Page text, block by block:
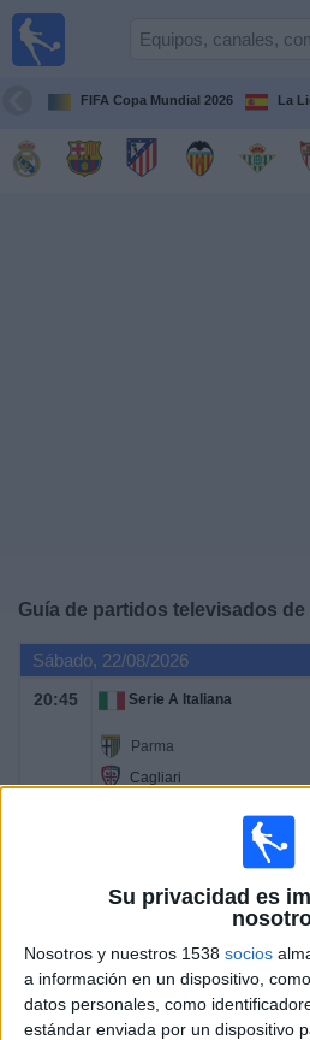
Su privacidad es
Nosotros y nuestros 1538 socios
a información en un dispositivo,
datos personales, como
estándar enviada por un dispositivo
FIFA Copa Mundial 2026 La
Guía de partidos televisados de
Sábado, 22/08/2026
20:45 Serie A Italiana
Parma
Cagliari
DAZN (Ver en directo)
Serie A Italiana
Juventus
DAZN (Ver en directo)
Guía de
Televisados
Noticias